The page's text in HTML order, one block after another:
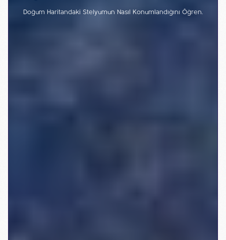
Doğum Haritandaki Stelyumun Nasıl Konumlandığını Öğren.